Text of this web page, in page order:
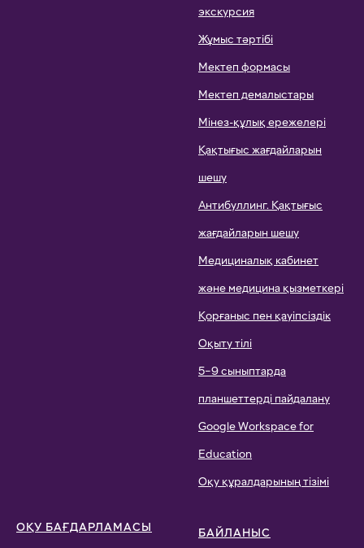
экскурсия
Жұмыс тәртібі
Мектеп формасы
Мектеп демалыстары
Мінез-құлық ережелері
Қақтығыс жағдайларын
шешу
Антибуллинг. Қақтығыс
жағдайларын шешу
Медициналық кабинет
және медицина қызметкері
Қорғаныс пен қауіпсіздік
Оқыту тілі
5–9 сыныптарда
планшеттерді пайдалану
Google Workspace for
Education
Оқу құралдарының тізімі
ОҚУ БАҒДАРЛАМАСЫ
БАЙЛАНЫС